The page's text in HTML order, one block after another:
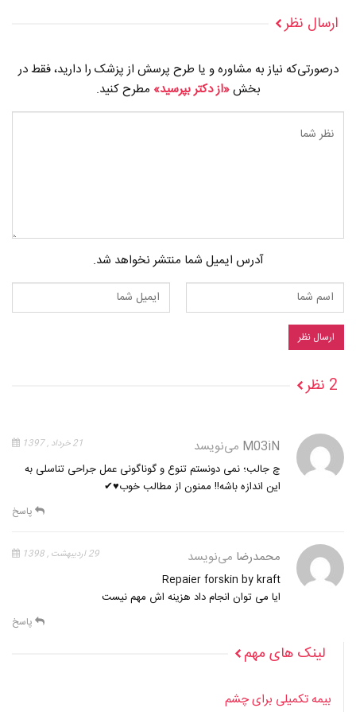
ارسال نظر
درصورتی‌که نیاز به مشاوره و یا طرح پرسش از پزشک را دارید، فقط در
بخش«از دکتر بپرسید» مطرح کنید.
آدرس ایمیل شما منتشر نخواهد شد.
2 نظر
M03iN می‌نویسد 21 خرداد , 1397
چ جالب؛ نمی دونستم تنوع و گوناگونی عمل جراحی تناسلی به
این اندازه باشه!! ممنون از مطالب خوب♥✔
پاسخ
محمدرضا می‌نویسد 29 اردیبهشت , 1398
Repaier forskin by kraft
ایا می توان انجام داد هزینه اش مهم نیست
پاسخ
لینک های مهم
بیمه تکمیلی برای چشم